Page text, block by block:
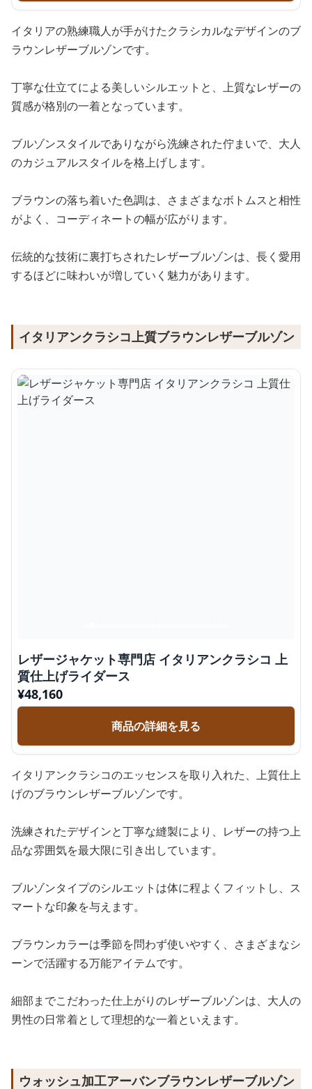
イタリアの熟練職人が手がけたクラシカルなデザインのブ
ラウンレザーブルゾンです。
丁寧な仕立てによる美しいシルエットと、上質なレザーの
質感が格別の一着となっています。
ブルゾンスタイルでありながら洗練された佇まいで、大人
のカジュアルスタイルを格上げします。
ブラウンの落ち着いた色調は、さまざまなボトムスと相性
がよく、コーディネートの幅が広がります。
伝統的な技術に裏打ちされたレザーブルゾンは、長く愛用
するほどに味わいが増していく魅力があります。
イタリアンクラシコ上質ブラウンレザーブルゾン
レザージャケット専門店 イタリアンクラシコ 上
質仕上げライダース
¥48,160
商品の詳細を見る
イタリアンクラシコのエッセンスを取り入れた、上質仕上
げのブラウンレザーブルゾンです。
洗練されたデザインと丁寧な縫製により、レザーの持つ上
品な雰囲気を最大限に引き出しています。
ブルゾンタイプのシルエットは体に程よくフィットし、ス
マートな印象を与えます。
ブラウンカラーは季節を問わず使いやすく、さまざまなシ
ーンで活躍する万能アイテムです。
細部までこだわった仕上がりのレザーブルゾンは、大人の
男性の日常着として理想的な一着といえます。
ウォッシュ加工アーバンブラウンレザーブルゾン